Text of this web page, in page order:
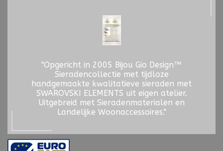
"Opgericht in 2005 Bijou Gio Design™
Sieradencollectie met tijdloze
handgemaakte kwalitatieve sieraden met
SWAROVSKI ELEMENTS uit eigen atelier.
Uitgebreid met Sieradenmaterialen en
Landelijke Woonaccessoires."